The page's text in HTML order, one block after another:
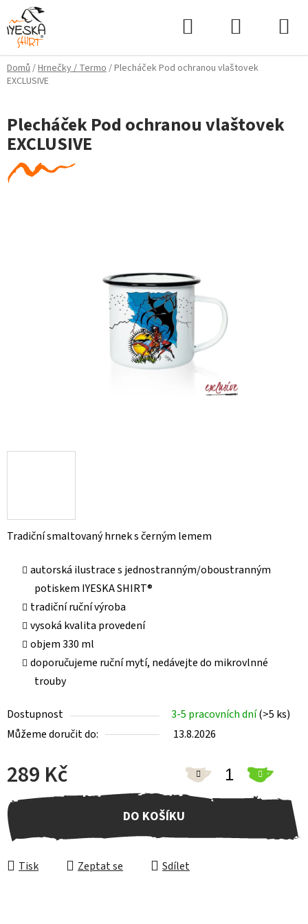
Přejít
na
obsah
Domů/Hrnečky / Termo/Plecháček Pod ochranou vlaštovek
EXCLUSIVE
Tradiční smaltovaný hrnek s černým lemem
autorská ilustrace s jednostranným/oboustranným
potiskem IYESKA SHIRT®
tradiční ruční výroba
vysoká kvalita provedení
objem 330 ml
doporučujeme ruční mytí, nedávejte do mikrovlnné
trouby
Dostupnost 3-5 pracovních dní(>5 ks)
Můžeme doručit do:
13.8.2026
289 Kč
Měrná cena:
DO KOŠÍKU
Tisk Zeptat se Sdílet
Plecháček Pod ochranou vlaštovek
EXCLUSIVE